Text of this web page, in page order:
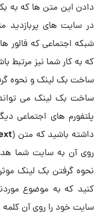
دادن این متن ها که به
در سایت های پربازدید
شبکه اجتماعی که فالور
که به کار شما نیز مرتبط
ساخت بک لینک می
پلتفورم های اجتماعی
روی آن به سایت شما
نحوه گرفتن بک لینک
کنید که به موضوع